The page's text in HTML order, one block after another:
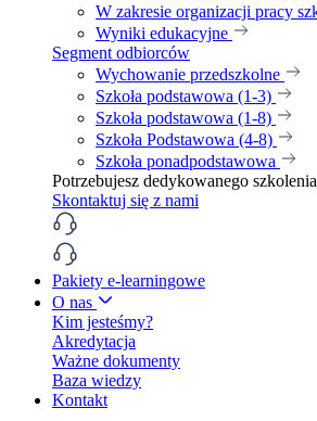
W zakresie organizacji pracy
Wyniki edukacyjne
Segment odbiorców
Wychowanie przedszkolne
Szkoła podstawowa (1-3)
Szkoła podstawowa (1-8)
Szkoła Podstawowa (4-8)
Szkoła ponadpodstawowa
Potrzebujesz dedykowanego
Skontaktuj się z nami
Pakiety e-learningowe
O nas
Kim jesteśmy?
Akredytacja
Ważne dokumenty
Baza wiedzy
Kontakt